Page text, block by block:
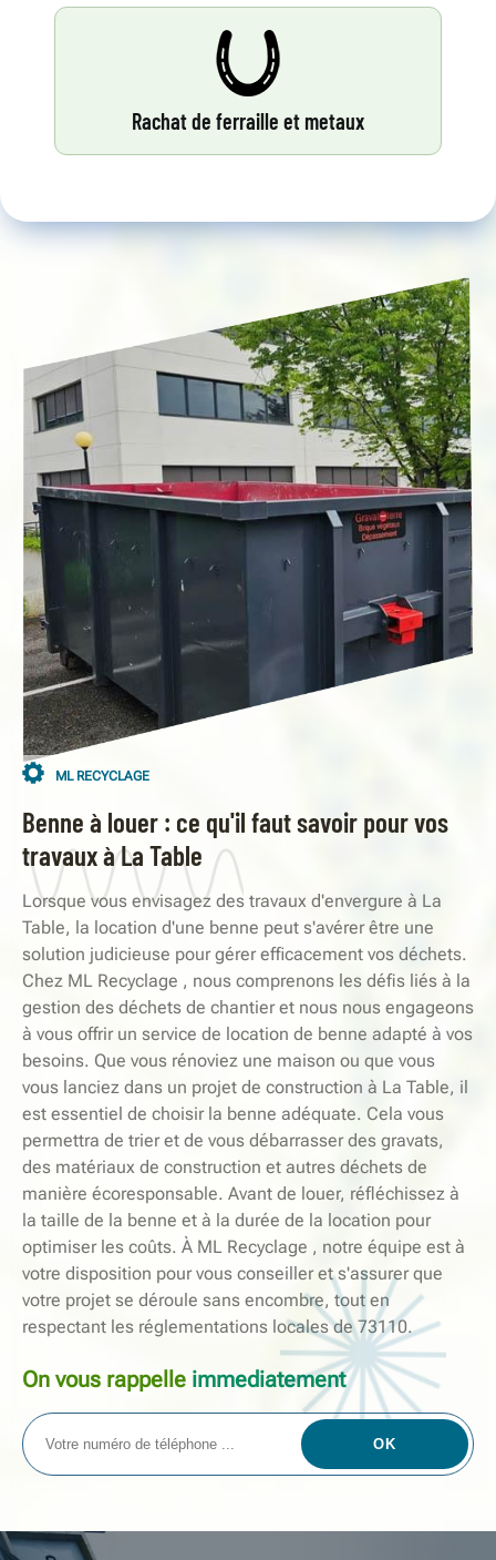
Rachat de ferraille et metaux
ML RECYCLAGE
Benne à louer : ce qu'il faut savoir pour vos
travaux à La Table
Lorsque vous envisagez des travaux d'envergure à La
Table, la location d'une benne peut s'avérer être une
solution judicieuse pour gérer efficacement vos déchets.
Chez ML Recyclage , nous comprenons les défis liés à la
gestion des déchets de chantier et nous nous engageons
à vous offrir un service de location de benne adapté à vos
besoins. Que vous rénoviez une maison ou que vous
vous lanciez dans un projet de construction à La Table, il
est essentiel de choisir la benne adéquate. Cela vous
permettra de trier et de vous débarrasser des gravats,
des matériaux de construction et autres déchets de
manière écoresponsable. Avant de louer, réfléchissez à
la taille de la benne et à la durée de la location pour
optimiser les coûts. À ML Recyclage , notre équipe est à
votre disposition pour vous conseiller et s'assurer que
votre projet se déroule sans encombre, tout en
respectant les réglementations locales de 73110.
On vous rappelle immediatement